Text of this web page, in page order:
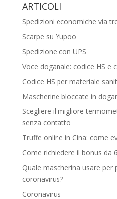
ARTICOLI
Spedizioni economiche via
Scarpe su Yupoo
Spedizione con UPS
Voce doganale: codice HS e
Codice HS per materiale
Mascherine bloccate in
Scegliere il migliore
senza contatto
Truffe online in Cina: come
Come richiedere il bonus da
Quale mascherina usare per
coronavirus?
Coronavirus